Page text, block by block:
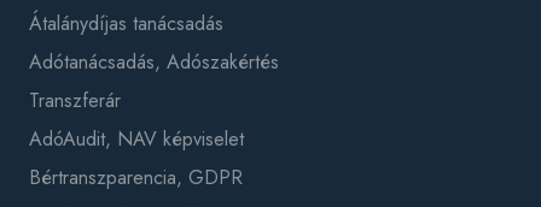
Átalánydíjas tanácsadás
Adótanácsadás, Adószakértés
Transzferár
AdóAudit, NAV képviselet
Bértranszparencia, GDPR